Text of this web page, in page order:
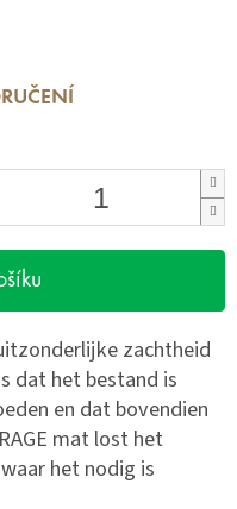
zachtheid
dat het bestand is
en dat bovendien
mat lost het
het nodig is